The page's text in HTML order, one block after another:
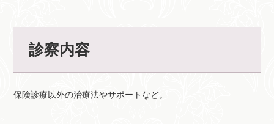
診察内容
保険診療以外の治療法やサポートなど。